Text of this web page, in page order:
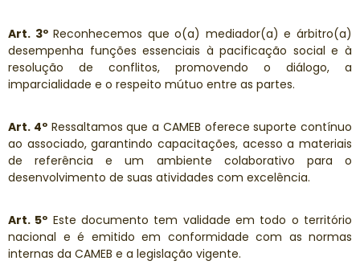
Art. 3ºReconhecemos que o(a) mediador(a) e árbitro(a)
desempenha funções essenciais à pacificação social e à
resolução de conflitos, promovendo o diálogo, a
imparcialidade e o respeito mútuo entre as partes.
Art. 4ºRessaltamos que a CAMEB oferece suporte contínuo
ao associado, garantindo capacitações, acesso a materiais
de referência e um ambiente colaborativo para o
desenvolvimento de suas atividades com excelência.
Art. 5º Este documento tem validade em todo o território
nacional e é emitido em conformidade com as normas
internas da CAMEB e a legislação vigente.